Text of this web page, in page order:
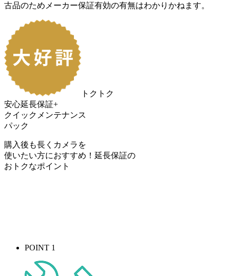
古品のためメーカー保証有効の有無はわかりかねます。
トクトク
安心延長保証+
クイックメンテナンス
パック
購入後も長くカメラを
使いたい方におすすめ！ 延長保証の
おトクなポイント
POINT 1